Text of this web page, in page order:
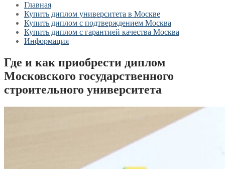
Главная
Купить диплом университета в Москве
Купить диплом с подтверждением Москва
Купить диплом с гарантией качества Москва
Информация
Где и как приобрести диплом
Московского государственного
строительного университета